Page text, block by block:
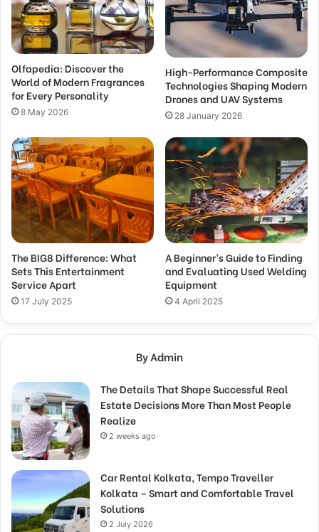
Olfapedia: Discover the
World of Modern Fragrances
for Every Personality
8 May 2026
High-Performance Composite
Technologies Shaping Modern
Drones and UAV Systems
28 January 2026
The BIG8 Difference: What
Sets This Entertainment
Service Apart
17 July 2025
A Beginner’s Guide to Finding
and Evaluating Used Welding
Equipment
4 April 2025
By Admin
The Details That Shape Successful Real
Estate Decisions More Than Most People
Realize
2 weeks ago
Car Rental Kolkata, Tempo Traveller
Kolkata – Smart and Comfortable Travel
Solutions
2 July 2026